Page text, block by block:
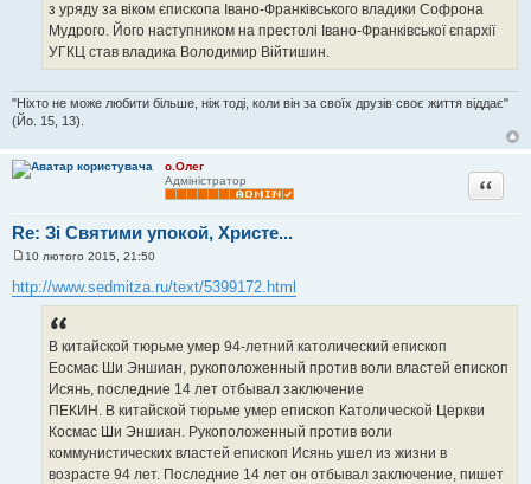
з уряду за віком єпископа Івано-Франківського владики Софрона
Мудрого. Його наступником на престолі Івано-Франківської єпархії
УГКЦ став владика Володимир Війтишин.
"Ніхто не може любити більше, ніж тоді, коли він за своїх друзів своє життя віддає"
(Йо. 15, 13).
о.Олег
Адміністратор
Re: Зі Святими упокой, Христе...
Цитата
о
в
10 лютого 2015, 21:50
http://www.sedmitza.ru/text/5399172.html
В китайской тюрьме умер 94-летний католический епископ
Еосмас Ши Эншиан, рукоположенный против воли властей епископ
Исянь, последние 14 лет отбывал заключение
ПЕКИН. В китайской тюрьме умер епископ Католической Церкви
Космас Ши Эншиан. Рукоположенный против воли
коммунистических властей епископ Исянь ушел из жизни в
возрасте 94 лет. Последние 14 лет он отбывал заключение, пишет